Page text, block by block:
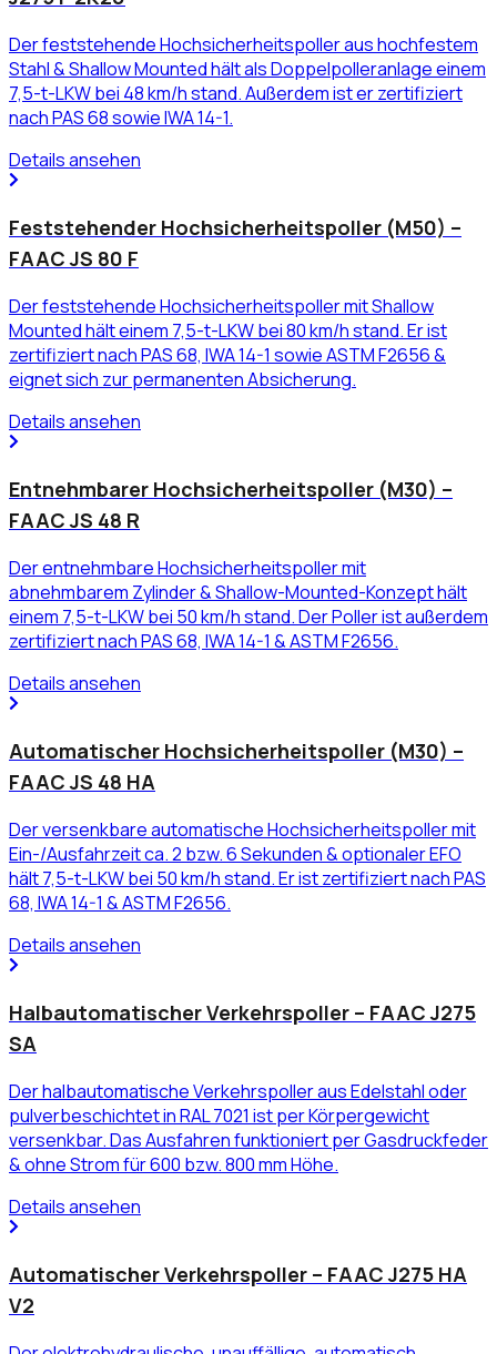
Der feststehende Hochsicherheitspoller aus hochfestem
Stahl & Shallow Mounted hält als Doppelpolleranlage einem
7,5-t-LKW bei 48 km/h stand. Außerdem ist er zertifiziert
nach PAS 68 sowie IWA 14-1.
Details ansehen
Feststehender Hochsicherheitspoller (M50) –
FAAC JS 80 F
Der feststehende Hochsicherheitspoller mit Shallow
Mounted hält einem 7,5-t-LKW bei 80 km/h stand. Er ist
zertifiziert nach PAS 68, IWA 14-1 sowie ASTM F2656 &
eignet sich zur permanenten Absicherung.
Details ansehen
Entnehmbarer Hochsicherheitspoller (M30) –
FAAC JS 48 R
Der entnehmbare Hochsicherheitspoller mit
abnehmbarem Zylinder & Shallow-Mounted-Konzept hält
einem 7,5-t-LKW bei 50 km/h stand. Der Poller ist außerdem
zertifiziert nach PAS 68, IWA 14-1 & ASTM F2656.
Details ansehen
Automatischer Hochsicherheitspoller (M30) –
FAAC JS 48 HA
Der versenkbare automatische Hochsicherheitspoller mit
Ein-/Ausfahrzeit ca. 2 bzw. 6 Sekunden & optionaler EFO
hält 7,5-t-LKW bei 50 km/h stand. Er ist zertifiziert nach PAS
68, IWA 14-1 & ASTM F2656.
Details ansehen
Halbautomatischer Verkehrspoller – FAAC J275
SA
Der halbautomatische Verkehrspoller aus Edelstahl oder
pulverbeschichtet in RAL 7021 ist per Körpergewicht
versenkbar. Das Ausfahren funktioniert per Gasdruckfeder
& ohne Strom für 600 bzw. 800 mm Höhe.
Details ansehen
Automatischer Verkehrspoller – FAAC J275 HA
V2